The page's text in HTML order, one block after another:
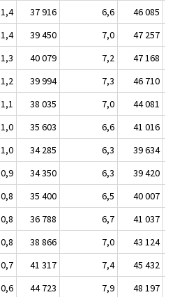
1,4 37 916 6,6
46 085
1,4 39 450 7,0
47 257
1,3 40 079 7,2
47 168
1,2 39 994 7,3
46 710
1,1 38 035 7,0
44 081
1,0 35 603 6,6
41 016
1,0 34 285 6,3
39 634
0,9 34 350 6,3
39 420
0,8 35 400 6,5
40 007
0,8 36 788 6,7
41 037
0,8 38 866 7,0
43 124
0,7 41 317 7,4
45 432
0,6 44 723 7,9
48 197